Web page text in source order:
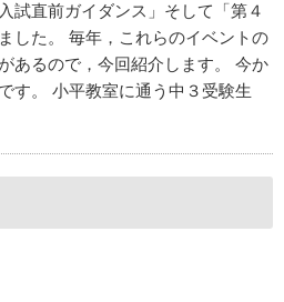
試直前ガイダンス」そして「第４
した。 毎年，これらのイベントの
あるので，今回紹介します。 今か
す。 小平教室に通う中３受験生